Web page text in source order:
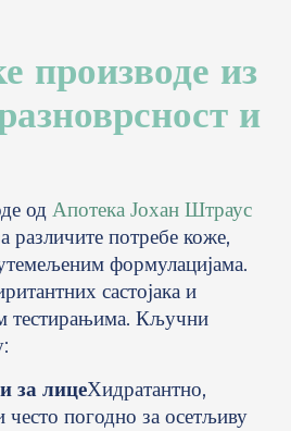
производе из
и
од Апотека Јохан Штраус
потребе коже,
формулацијама.
састојака и
тестирањима. Кључни
за лицеХидратантно,
погодно за осетљиву